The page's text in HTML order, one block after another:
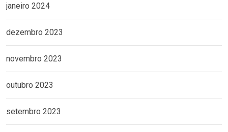
janeiro 2024
dezembro 2023
novembro 2023
outubro 2023
setembro 2023